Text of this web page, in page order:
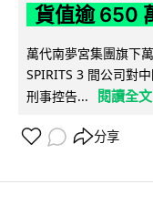
貨值逾 650
萬代南夢宮集團旗下
SPIRITS 3 間公司對
刑事控告...
閱讀全文
分享